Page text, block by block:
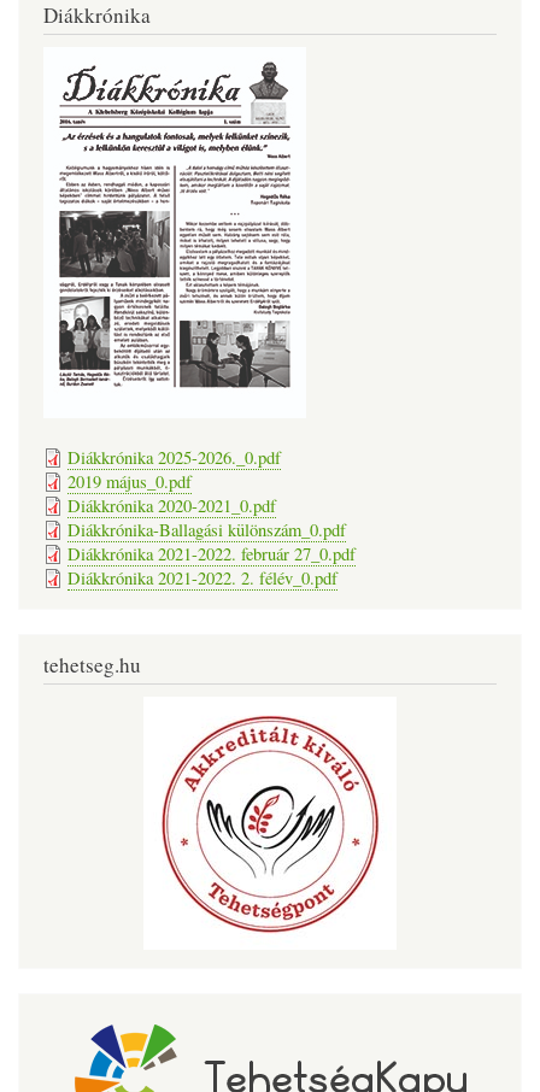
Diákkrónika
Diákkrónika 2025-2026._0.pdf
2019 május_0.pdf
Diákkrónika 2020-2021_0.pdf
Diákkrónika-Ballagási különszám_0.pdf
Diákkrónika 2021-2022. február 27_0.pdf
Diákkrónika 2021-2022. 2. félév_0.pdf
tehetseg.hu